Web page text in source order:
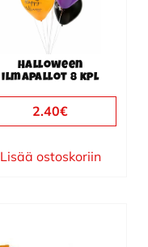
Halloween
ilmapallot 8 kpl
2.40€
Lisää ostoskoriin